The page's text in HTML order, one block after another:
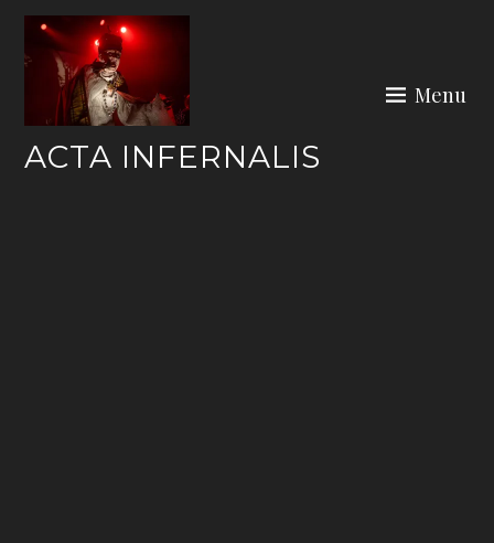
Skip
content
ACTA INFERNALIS
Menu